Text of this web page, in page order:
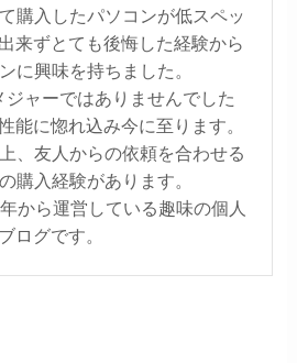
購入したパソコンが低スペッ
来ずとても後悔した経験から
に興味を持ちました。
ジャーではありませんでした
能に惚れ込み今に至ります。
、友人からの依頼を合わせる
購入経験があります。
から運営している趣味の個人
ブログです。